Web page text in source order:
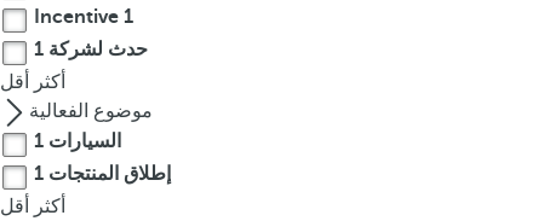
h
e
d
o
w
n
a
Incentive 1
حدث لشركة 1
أكثر
أقل
موضوع الفعالية
السيارات 1
إطلاق المنتجات 1
أكثر
أقل